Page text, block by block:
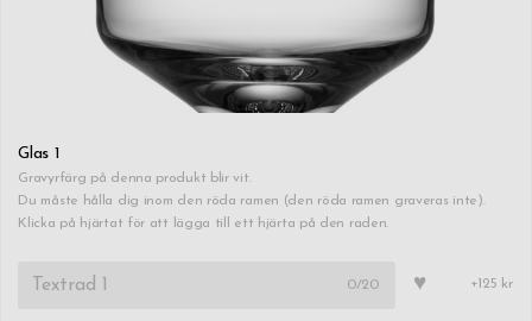
Glas 1
Gravyrfärg på denna produkt blir vit.
Du måste hålla dig inom den röda ramen (den röda ramen graveras inte).
Klicka på hjärtat för att lägga till ett hjärta på den raden.
0/20 ♥ +125 kr